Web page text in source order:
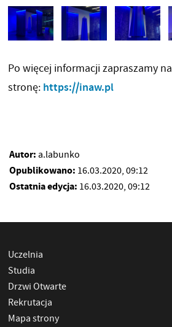
Po więcej informacji zapraszamy na
stronę: https://inaw.pl
Autor: a.labunko
Opublikowano: 16.03.2020, 09:12
Ostatnia edycja: 16.03.2020, 09:12
Uczelnia
Studia
Drzwi Otwarte
Rekrutacja
Mapa strony